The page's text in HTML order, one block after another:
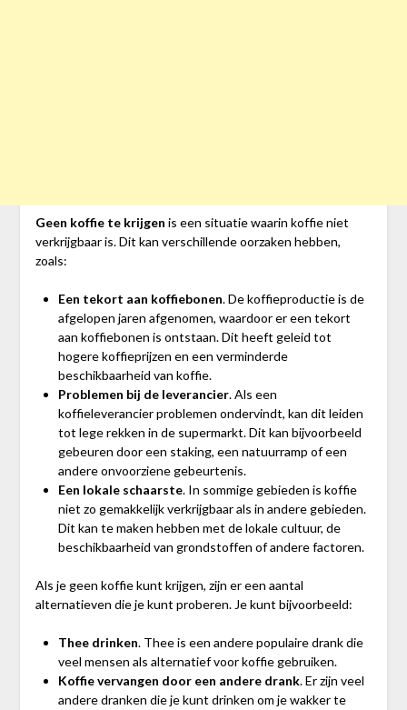
Geen koffie te krijgen is een situatie waarin koffie niet
verkrijgbaar is. Dit kan verschillende oorzaken hebben,
zoals:
Een tekort aan koffiebonen. De koffieproductie is de
afgelopen jaren afgenomen, waardoor er een tekort
aan koffiebonen is ontstaan. Dit heeft geleid tot
hogere koffieprijzen en een verminderde
beschikbaarheid van koffie.
Problemen bij de leverancier. Als een
koffieleverancier problemen ondervindt, kan dit leiden
tot lege rekken in de supermarkt. Dit kan bijvoorbeeld
gebeuren door een staking, een natuurramp of een
andere onvoorziene gebeurtenis.
Een lokale schaarste. In sommige gebieden is koffie
niet zo gemakkelijk verkrijgbaar als in andere gebieden.
Dit kan te maken hebben met de lokale cultuur, de
beschikbaarheid van grondstoffen of andere factoren.
Als je geen koffie kunt krijgen, zijn er een aantal
alternatieven die je kunt proberen. Je kunt bijvoorbeeld:
Thee drinken. Thee is een andere populaire drank die
veel mensen als alternatief voor koffie gebruiken.
Koffie vervangen door een andere drank. Er zijn veel
andere dranken die je kunt drinken om je wakker te